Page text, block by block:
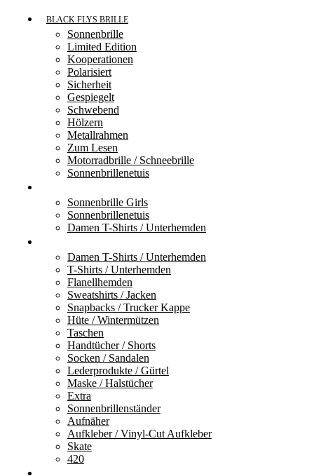
BLACK FLYS BRILLE
Sonnenbrille
Limited Edition
Kooperationen
Polarisiert
Sicherheit
Gespiegelt
Schwebend
Hölzern
Metallrahmen
Zum Lesen
Motorradbrille / Schneebrille
Sonnenbrillenetuis
Sonnenbrille Girls
Sonnenbrillenetuis
Damen T-Shirts / Unterhemden
Damen T-Shirts / Unterhemden
T-Shirts / Unterhemden
Flanellhemden
Sweatshirts / Jacken
Snapbacks / Trucker Kappe
Hüte / Wintermützen
Taschen
Handtücher / Shorts
Socken / Sandalen
Lederprodukte / Gürtel
Maske / Halstücher
Extra
Sonnenbrillenständer
Aufnäher
Aufkleber / Vinyl-Cut Aufkleber
Skate
420